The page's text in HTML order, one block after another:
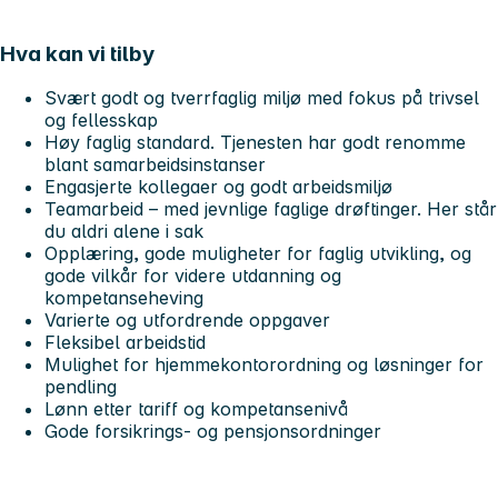
Hva kan vi tilby
Svært godt og tverrfaglig miljø med fokus på trivsel
og fellesskap
Høy faglig standard. Tjenesten har godt renomme
blant samarbeidsinstanser
Engasjerte kollegaer og godt arbeidsmiljø
Teamarbeid – med jevnlige faglige drøftinger. Her står
du aldri alene i sak
Opplæring, gode muligheter for faglig utvikling, og
gode vilkår for videre utdanning og
kompetanseheving
Varierte og utfordrende oppgaver
Fleksibel arbeidstid
Mulighet for hjemmekontorordning og løsninger for
pendling
Lønn etter tariff og kompetansenivå
Gode forsikrings- og pensjonsordninger